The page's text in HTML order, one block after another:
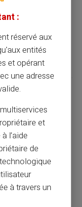
par
utilisée sur un
le réseau
justificatif
:
réservé aux
entités
et opérant
une adresse
et
l’aide
de
à travers un